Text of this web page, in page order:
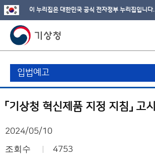
이 누리집은 대한민국 공식 전자정부 누리집입니다.
입법예고
2024/05/10
조회수 4753